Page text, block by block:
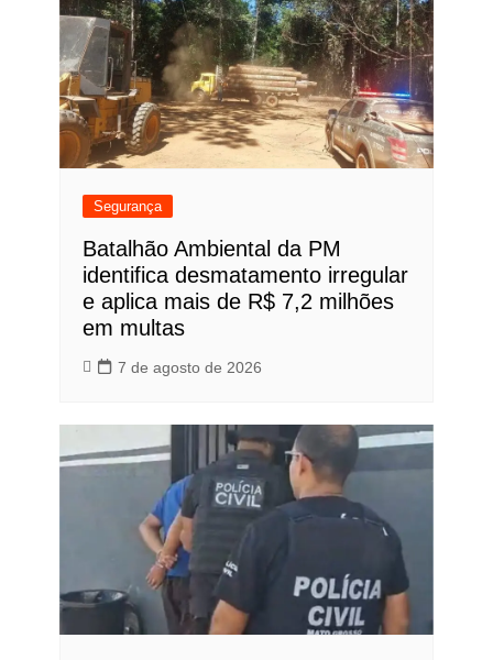
Segurança
Batalhão Ambiental da PM
identifica desmatamento irregular
e aplica mais de R$ 7,2 milhões
em multas
7 de agosto de 2026